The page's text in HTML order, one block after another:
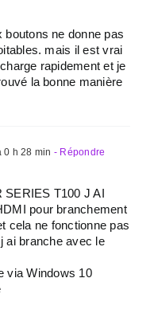
boutons ne donne pas
mais il est vrai
rapidement et je
la bonne manière
0 h 28 min - Répondre
SERIES T100 J AI
pour branchement
cela ne fonctionne pas
ai branche avec le
via Windows 10